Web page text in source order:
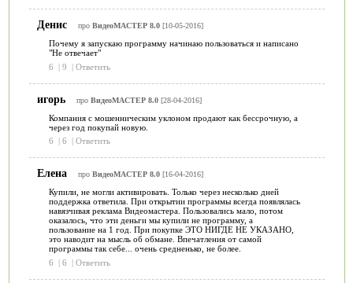
Денис про ВидеоМАСТЕР 8.0[10-05-2016]
Почему я запускаю программу начинаю пользоваться и написано
"Не отвечает"
6
| 9 | Ответить
игорь про ВидеоМАСТЕР 8.0[28-04-2016]
Компания с мошенническим уклоном продают как бессрочную, а
через год покупай новую.
6
| 6 | Ответить
Елена про ВидеоМАСТЕР 8.0[16-04-2016]
Купили, не могли активировать. Только через несколько дней
поддержка ответила. При открытии программы всегда появлялась
навязчивая реклама Видеомастера. Пользовались мало, потом
оказалось, что эти деньги мы купили не программу, а
пользование на 1 год. При покупке ЭТО НИГДЕ НЕ УКАЗАНО,
это наводит на мысль об обмане. Впечатления от самой
программы так себе... очень средненько, не более.
6
| 6 | Ответить